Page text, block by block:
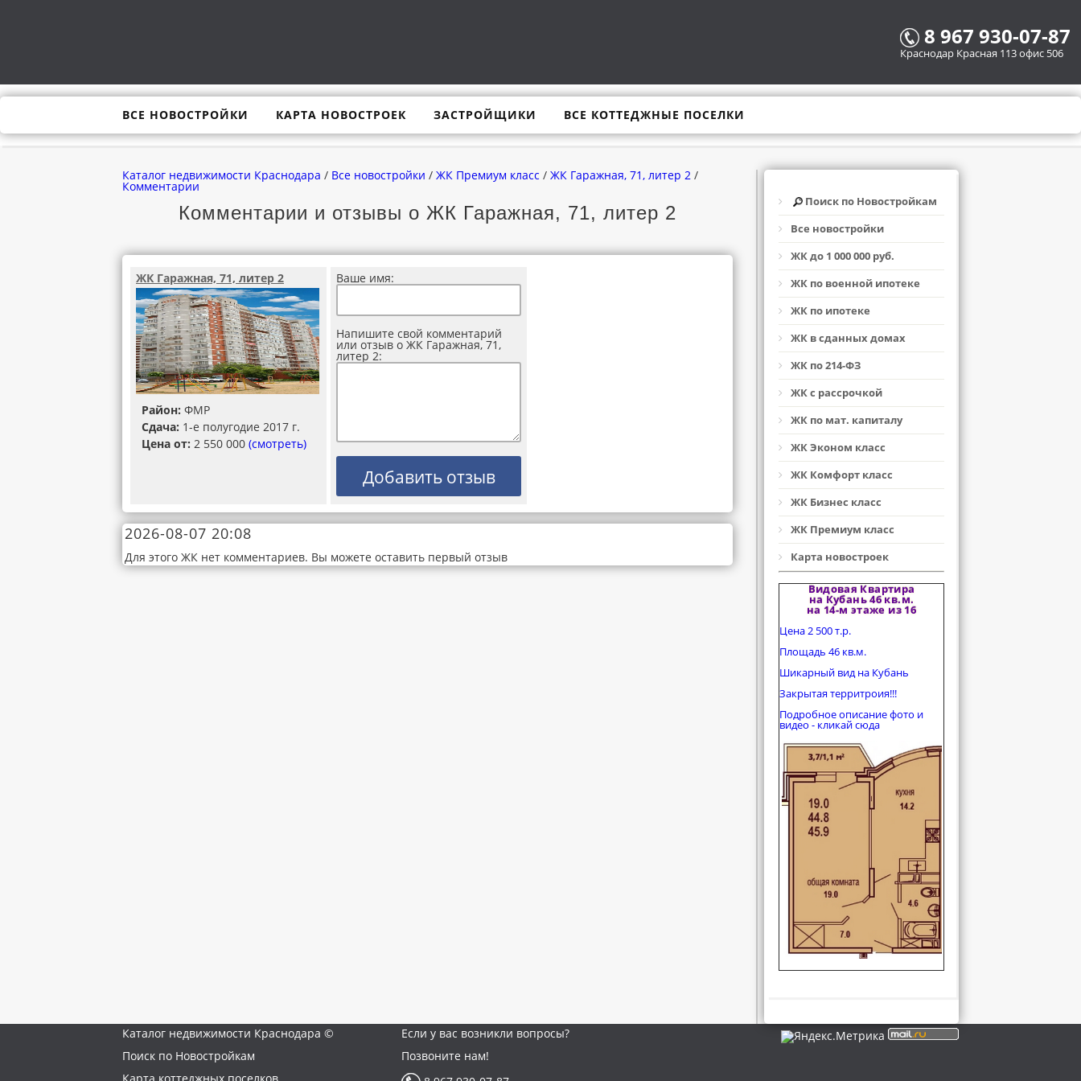
8 967 930-07-87
Краснодар Красная 113 офис 506
ВСЕ НОВОСТРОЙКИ КАРТА НОВОСТРОЕК ЗАСТРОЙЩИКИ ВСЕ КОТТЕДЖНЫЕ ПОСЕЛКИ
Каталог недвижимости Краснодара / Все новостройки / ЖК Премиум класс / ЖК Гаражная, 71, литер 2 /
Комментарии
Комментарии и отзывы о ЖК Гаражная, 71, литер 2
ЖК Гаражная, 71, литер 2
Район: ФМР
Сдача: 1-е полугодие 2017 г.
Цена от: 2 550 000 (смотреть)
Ваше имя:
Напишите свой комментарий
или отзыв о ЖК Гаражная, 71,
литер 2:
2026-08-07 20:08
Для этого ЖК нет комментариев. Вы можете оставить первый отзыв
Поиск по Новостройкам
Все новостройки
ЖК до 1 000 000 руб.
ЖК по военной ипотеке
ЖК по ипотеке
ЖК в сданных домах
ЖК по 214-ФЗ
ЖК с рассрочкой
ЖК по мат. капиталу
ЖК Эконом класс
ЖК Комфорт класс
ЖК Бизнес класс
ЖК Премиум класс
Карта новостроек
Видовая Квартира
на Кубань 46 кв.м.
на 14-м этаже из 16
Цена 2 500 т.р.
Площадь 46 кв.м.
Шикарный вид на Кубань
Закрытая территроия!!!
Подробное описание фото и
видео - кликай сюда
Каталог недвижимости Краснодара ©
Поиск по Новостройкам
Если у вас возникли вопросы?
Позвоните нам!